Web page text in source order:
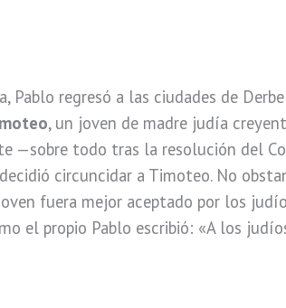
regresó a las ciudades de
, un joven de madre judía
—sobre todo tras la resolución del
circuncidar a Timoteo. No
fuera mejor aceptado por los
el propio Pablo escribió: «A los